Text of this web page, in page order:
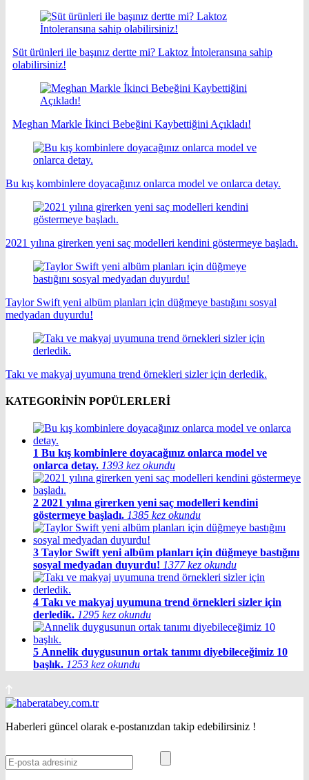
Süt ürünleri ile başınız dertte mi? Laktoz İntoleransına sahip
olabilirsiniz!
Meghan Markle İkinci Bebeğini Kaybettiğini Açıkladı!
Bu kış kombinlere doyacağınız onlarca model ve onlarca detay.
2021 yılına girerken yeni saç modelleri kendini göstermeye başladı.
Taylor Swift yeni albüm planları için düğmeye bastığını sosyal
medyadan duyurdu!
Takı ve makyaj uyumuna trend örnekleri sizler için derledik.
KATEGORİNİN POPÜLERLERİ
1 Bu kış kombinlere doyacağınız onlarca model ve
onlarca detay. 1393 kez okundu
2 2021 yılına girerken yeni saç modelleri kendini
göstermeye başladı. 1385 kez okundu
3 Taylor Swift yeni albüm planları için düğmeye bastığını
sosyal medyadan duyurdu! 1377 kez okundu
4 Takı ve makyaj uyumuna trend örnekleri sizler için
derledik. 1295 kez okundu
5 Annelik duygusunun ortak tanımı diyebileceğimiz 10
başlık. 1253 kez okundu
Haberleri güncel olarak e-postanızdan takip edebilirsiniz !